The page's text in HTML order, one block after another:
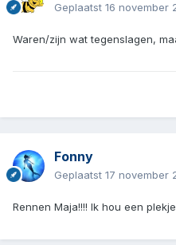
Geplaatst 16 november
Waren/zijn wat tegenslagen,
Fonny
Geplaatst 17 november
Rennen Maja!!!! Ik hou een